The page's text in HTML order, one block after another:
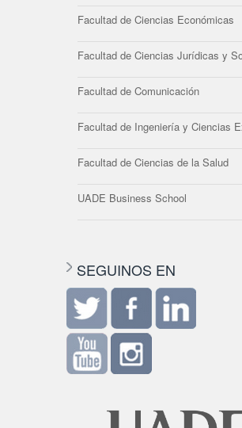
Facultad de Ciencias Económicas
Facultad de Ciencias Jurídicas y
Facultad de Comunicación
Facultad de Ingeniería y Ciencias
Facultad de Ciencias de la Salud
UADE Business School
SEGUINOS EN